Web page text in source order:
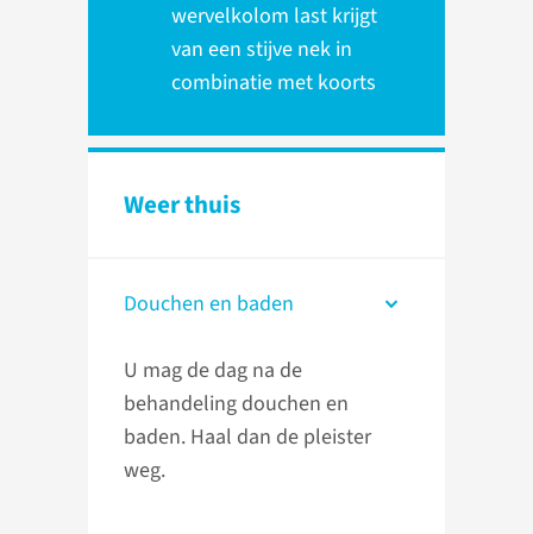
wervelkolom last krijgt
van een stijve nek in
combinatie met koorts
Weer thuis
Douchen en baden
U mag de dag na de
behandeling douchen en
baden. Haal dan de pleister
weg.